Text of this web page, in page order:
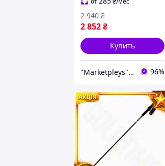
34 см 175 г
2 852₴
2 940 ₴
Купить
"Marketpleys" - превращайте свои желания в реальность на нашем маркетплейсе! 96%